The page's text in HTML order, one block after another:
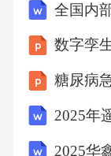
0，乙杯对
小明利用
测量出_的长
积为_cm2；
用橡皮帽封
全国内
糖尿病